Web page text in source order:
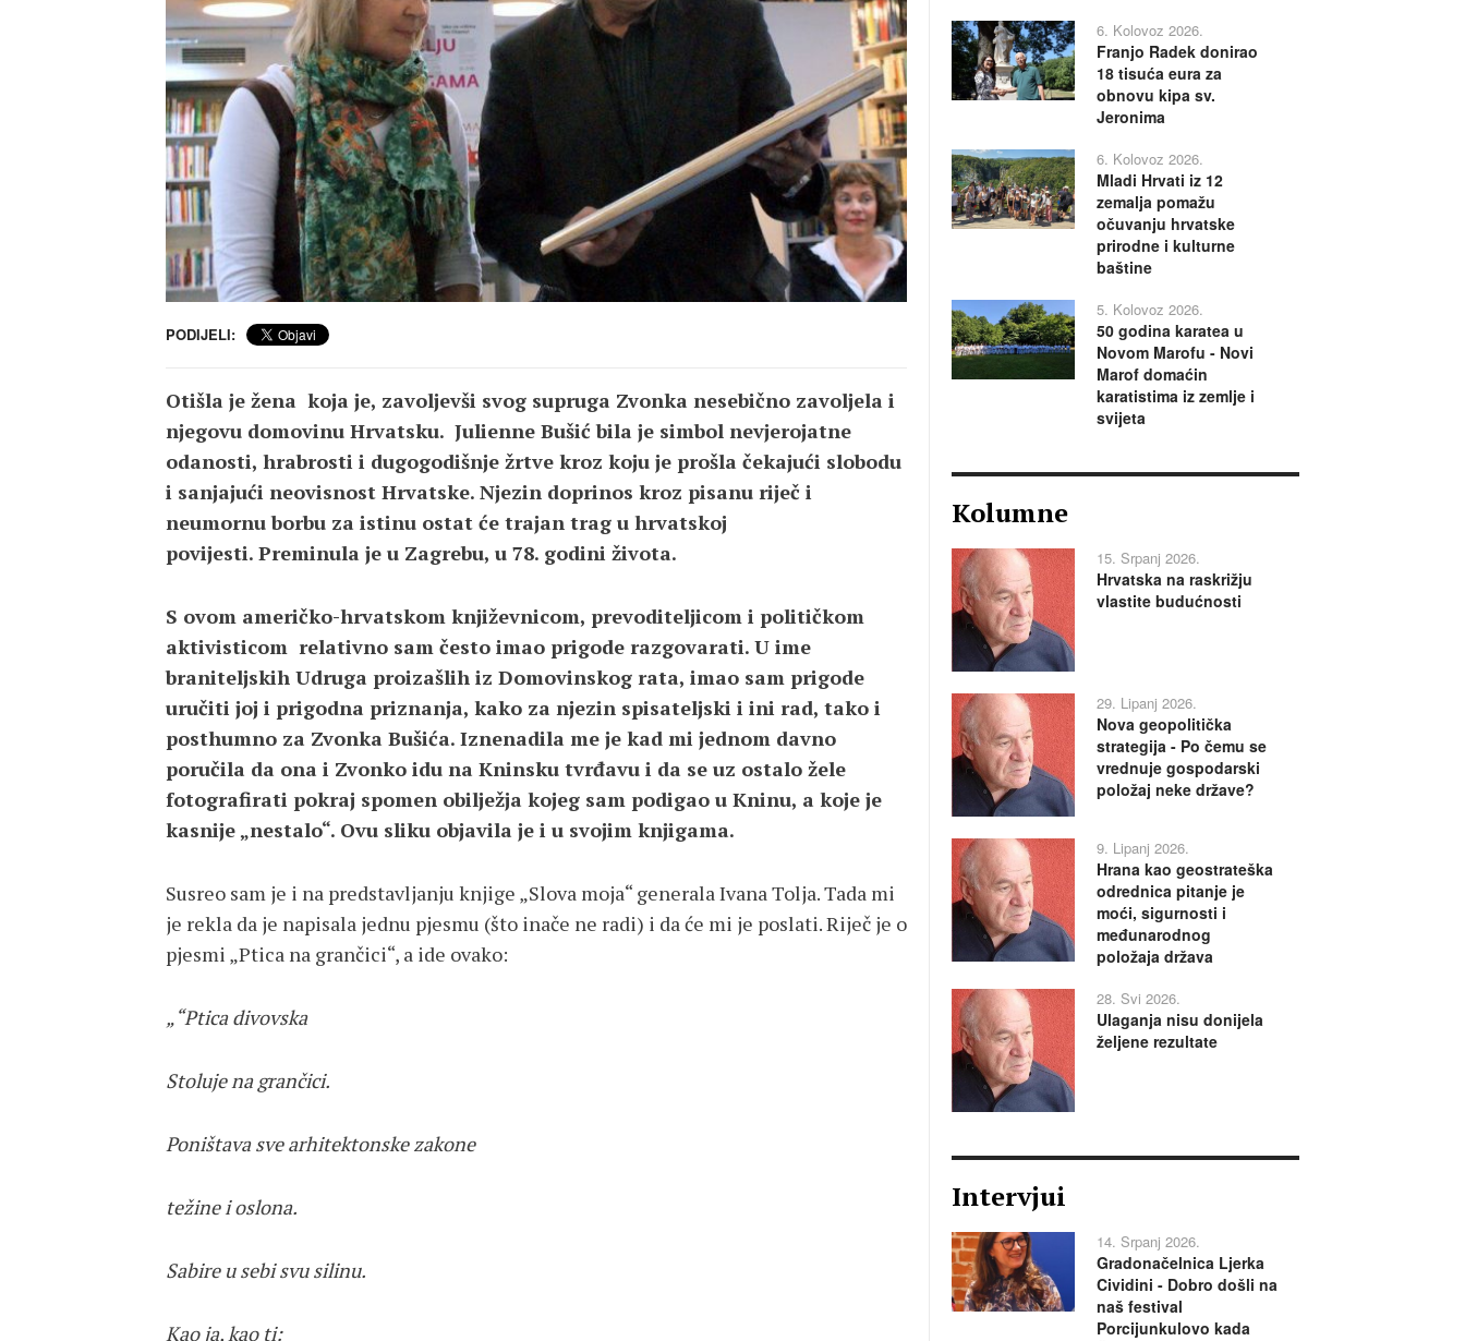
PODIJELI:
Otišla je žena koja je, zavoljevši svog supruga Zvonka nesebično zavoljela i
njegovu domovinu Hrvatsku. Julienne Bušić bila je simbol nevjerojatne
odanosti, hrabrosti i dugogodišnje žrtve kroz koju je prošla čekajući slobodu
i sanjajući neovisnost Hrvatske. Njezin doprinos kroz pisanu riječ i
neumornu borbu za istinu ostat će trajan trag u hrvatskoj
povijesti. Preminula je u Zagrebu, u 78. godini života.
S ovom američko-hrvatskom književnicom, prevoditeljicom i političkom
aktivisticom relativno sam često imao prigode razgovarati. U ime
braniteljskih Udruga proizašlih iz Domovinskog rata, imao sam prigode
uručiti joj i prigodna priznanja, kako za njezin spisateljski i ini rad, tako i
posthumno za Zvonka Bušića. Iznenadila me je kad mi jednom davno
poručila da ona i Zvonko idu na Kninsku tvrđavu i da se uz ostalo žele
fotografirati pokraj spomen obilježja kojeg sam podigao u Kninu, a koje je
kasnije „nestalo“. Ovu sliku objavila je i u svojim knjigama.
Susreo sam je i na predstavljanju knjige „Slova moja“ generala Ivana Tolja. Tada mi
je rekla da je napisala jednu pjesmu (što inače ne radi) i da će mi je poslati. Riječ je o
pjesmi „Ptica na grančici“, a ide ovako:
„“Ptica divovska
Stoluje na grančici.
Poništava sve arhitektonske zakone
težine i oslona.
Sabire u sebi svu silinu.
Kao ja, kao ti:
6. Kolovoz 2026.
Franjo Radek donirao
18 tisuća eura za
obnovu kipa sv.
Jeronima
6. Kolovoz 2026.
Mladi Hrvati iz 12
zemalja pomažu
očuvanju hrvatske
prirodne i kulturne
baštine
5. Kolovoz 2026.
50 godina karatea u
Novom Marofu - Novi
Marof domaćin
karatistima iz zemlje i
svijeta
Kolumne
15. Srpanj 2026.
Hrvatska na raskrižju
vlastite budućnosti
29. Lipanj 2026.
Nova geopolitička
strategija - Po čemu se
vrednuje gospodarski
položaj neke države?
9. Lipanj 2026.
Hrana kao geostrateška
odrednica pitanje je
moći, sigurnosti i
međunarodnog
položaja država
28. Svi 2026.
Ulaganja nisu donijela
željene rezultate
Intervjui
14. Srpanj 2026.
Gradonačelnica Ljerka
Cividini - Dobro došli na
naš festival
Porcijunkulovo kada